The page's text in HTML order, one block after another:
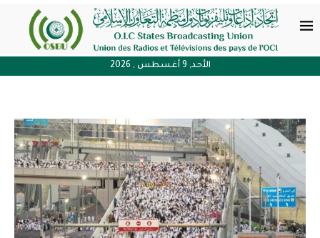
الأحد, 9 أغسطس , 2026